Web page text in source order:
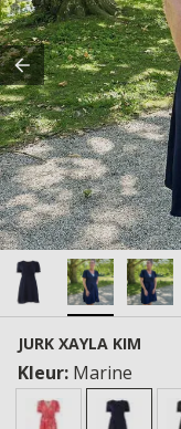
JURK XAYLA KIM
Kleur: Marine